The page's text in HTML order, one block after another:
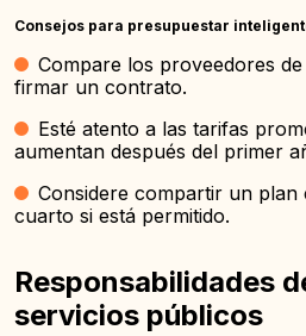
Consejos para presupuestar
Compare los proveedores
firmar un contrato.
Esté atento a las tarifas
aumentan después del primer
Considere compartir un
cuarto si está permitido.
Responsabilidades
servicios públicos